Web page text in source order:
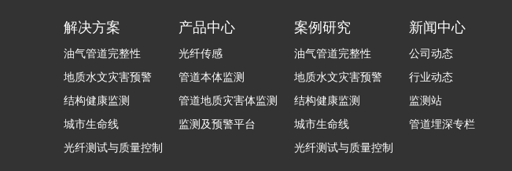
解决方案
油气管道完整性
地质水文灾害预警
结构健康监测
城市生命线
光纤测试与质量控制
产品中心
光纤传感
管道本体监测
管道地质灾害体监测
监测及预警平台
案例研究
油气管道完整性
地质水文灾害预警
结构健康监测
城市生命线
光纤测试与质量控制
新闻中心
公司动态
行业动态
监测站
管道埋深专栏